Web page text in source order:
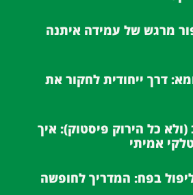
מרגש של עמידה איתנה
דרך ייחודית לחקור את
כל הירוק פיסטוק): איך
אמיתי
בפח: המדריך לחופשה